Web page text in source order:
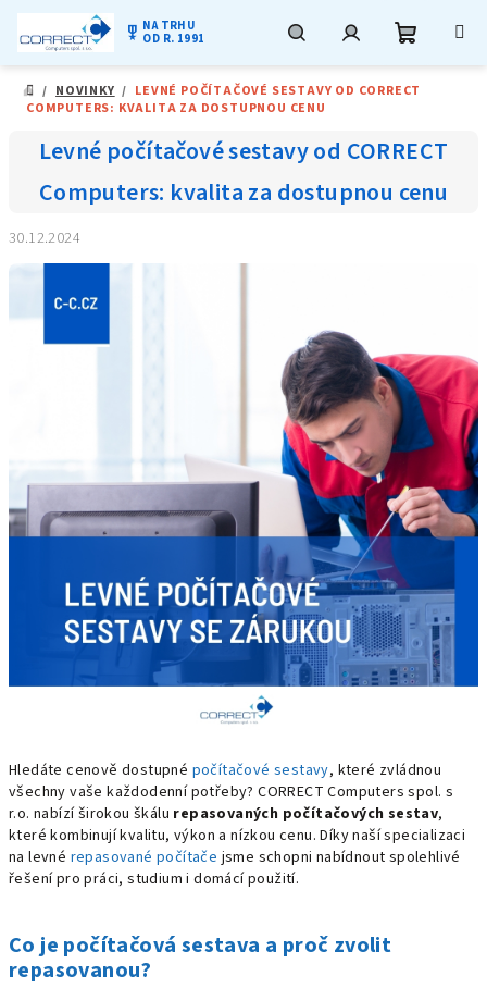
obsah
military_tech NA TRHU
OD R. 1991
DOMŮ
/ NOVINKY / LEVNÉ POČÍTAČOVÉ SESTAVY OD CORRECT
COMPUTERS: KVALITA ZA DOSTUPNOU CENU
Levné počítačové sestavy od CORRECT
Computers: kvalita za dostupnou cenu
30.12.2024
Hledáte cenově dostupné počítačové sestavy, které zvládnou
všechny vaše každodenní potřeby? CORRECT Computers spol. s
r.o. nabízí širokou škálu repasovaných počítačových sestav,
které kombinují kvalitu, výkon a nízkou cenu. Díky naší specializaci
na levné repasované počítače jsme schopni nabídnout spolehlivé
řešení pro práci, studium i domácí použití.
Co je počítačová sestava a proč zvolit
repasovanou?